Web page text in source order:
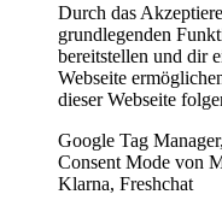
Durch das
grundlegenden
bereitstellen und dir
Webseite
dieser Webseite
Google Tag
Consent Mode von
Klarna, Freshchat